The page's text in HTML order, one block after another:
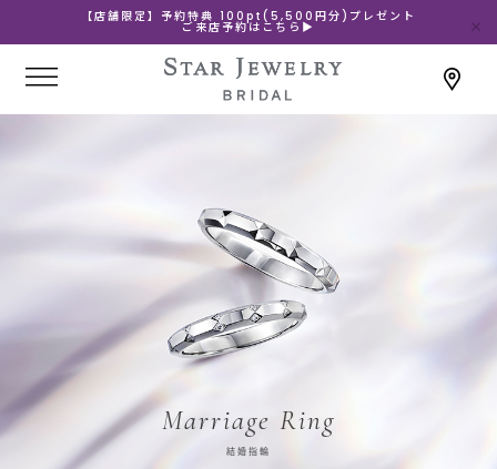
【店舗限定】予約特典 100pt(5,500円分)プレゼント
ご来店予約はこちら▶
Marriage Ring
結婚指輪